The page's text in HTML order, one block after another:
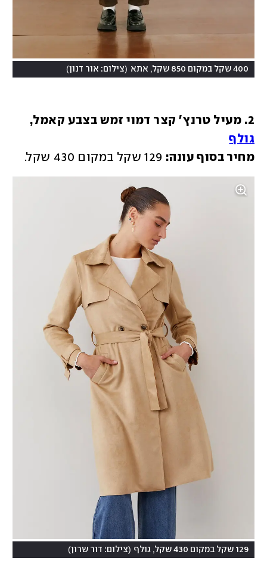
400 שקל במקום 850 שקל, אתא (צילום: אור דנון)
2. מעיל טרנץ' קצר דמוי זמש בצבע קאמל,
גולף
מחיר בסוף עונה:
129 שקל במקום 430 שקל, גולף (צילום: דור שרון)